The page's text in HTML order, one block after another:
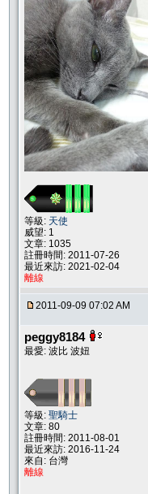
等級: 天使
威望: 1
文章: 1035
註冊時間: 2011-07-26
最近來訪: 2021-02-04
離線
2011-09-09 07:02 AM
peggy8184
最愛: 波比 波妞
等級: 聖騎士
文章: 80
註冊時間: 2011-08-01
最近來訪: 2016-11-24
來自: 台灣
離線